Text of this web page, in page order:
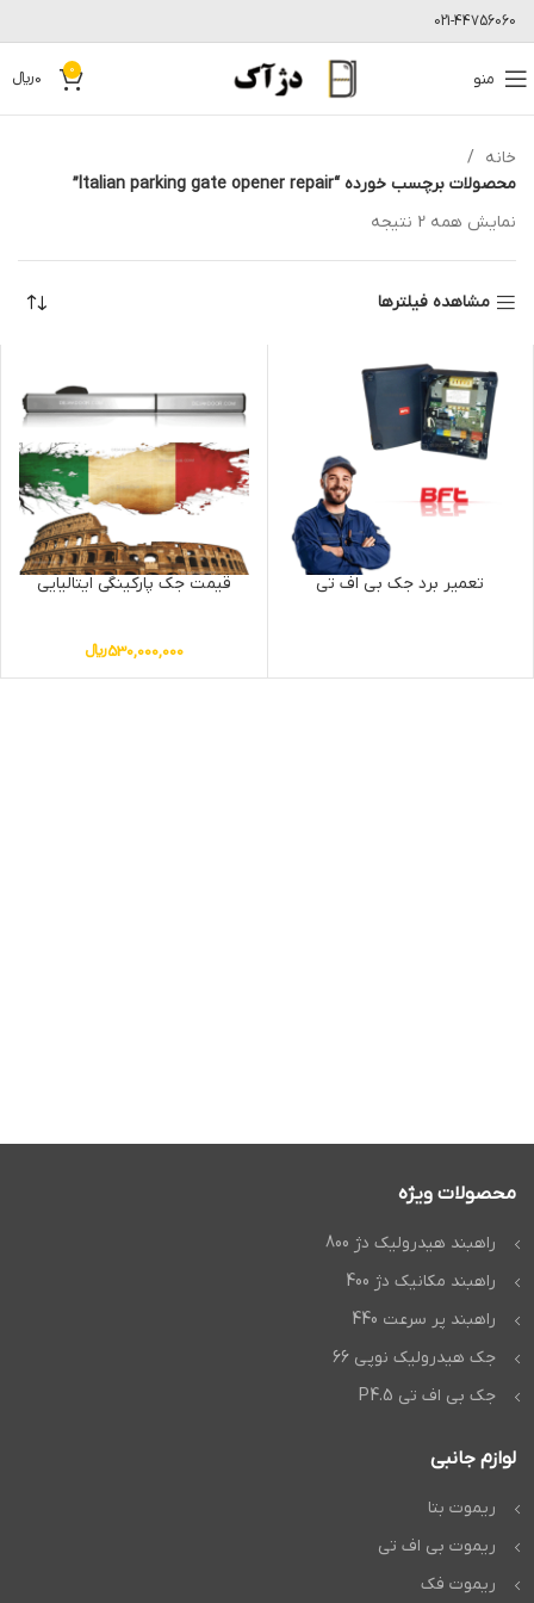
021-44756060
منو 0
0﷼
خانه
محصولات برچسب خورده “Italian parking gate opener repair”
نمایش همه 2 نتیجه
مشاهده فیلترها
تعمیر برد جک بی اف تی قیمت جک پارکینگی ایتالیایی
530,000,000﷼
محصولات ویژه
راهبند هیدرولیک دژ 800
راهبند مکانیک دژ 400
راهبند پر سرعت 440
جک هیدرولیک نوپی 66
جک بی اف تی P4.5
لوازم جانبی
ریموت بتا
ریموت بی اف تی
ریموت فک